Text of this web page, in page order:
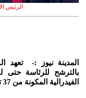
الرئيس
المدينة نيوز :-تعهد
بالترشح للرئاسة حتى
الفيدرالية المكونة من 37 تهمة التي صدرت ضده هذا الأسبوع.